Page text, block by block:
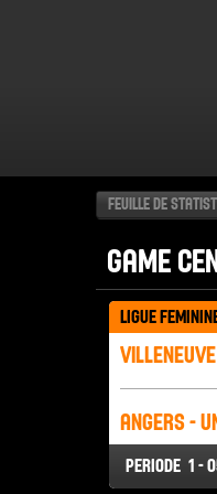
FEUILLE DE
GAME
LIGUE
ANGERS -
PERIODE 1 -